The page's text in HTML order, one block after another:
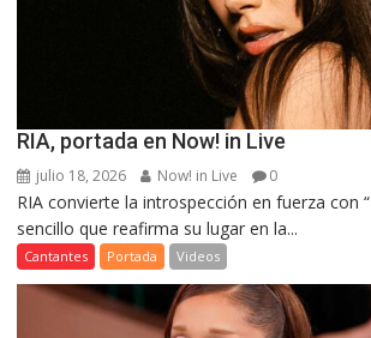
RIA, portada en Now! in Live
julio 18, 2026 Now! in Live 0
RIA convierte la introspección en fuerza con
sencillo que reafirma su lugar en la...
Cantantes Portada Videos